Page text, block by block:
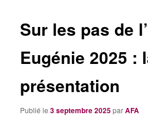
Sur les pas de
Eugénie 2025 :
présentation
Publié le3 septembre 2025parAFA